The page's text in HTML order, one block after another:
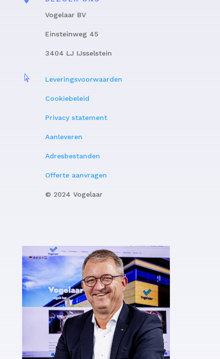
Vogelaar BV
Einsteinweg 45
3404 LJ IJsselstein
 Leveringsvoorwaarden
Cookiebeleid
Privacy statement
Aanleveren
Adresbestanden
Offerte aanvragen
© 2024 Vogelaar